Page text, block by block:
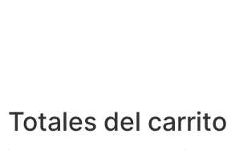
Totales del carrito